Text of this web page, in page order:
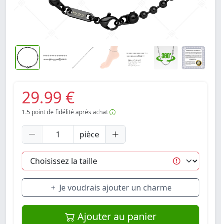
29.99 €
1.5 point de fidélité après achat
pièce
Je voudrais ajouter un charme
Ajouter au panier